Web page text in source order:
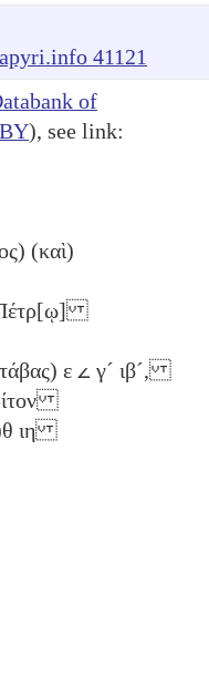
41121
of
), see link:
(καὶ)
ε 𐅵 γ´ ιβ´,
ιη